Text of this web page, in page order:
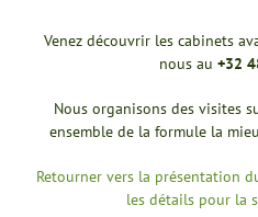
Venez découvrir les cabinets
nous au +32
Nous organisons des visites
ensemble de la formule la
Retourner vers la présentation
les détails pour la